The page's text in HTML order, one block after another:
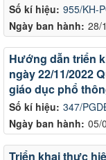
Số kí hiệu: 955/KH-
Ngày ban hành: 28/
Số kí hiệu: 347/
Ngày ban hành: 05/
Hướng dẫn triển
ngày 22/11/2022
giáo dục phổ
Triển khai thực